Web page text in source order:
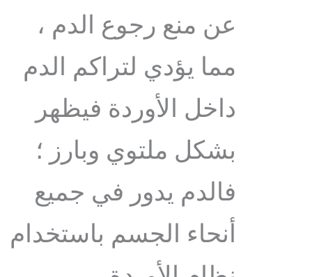
عن منع رجوع الدم ،
مما يؤدي لتراكم الدم
داخل الأوردة فيظهر
بشكل ملتوي وبارز ؛
فالدم يدور في جميع
أنحاء الجسم باستخدام